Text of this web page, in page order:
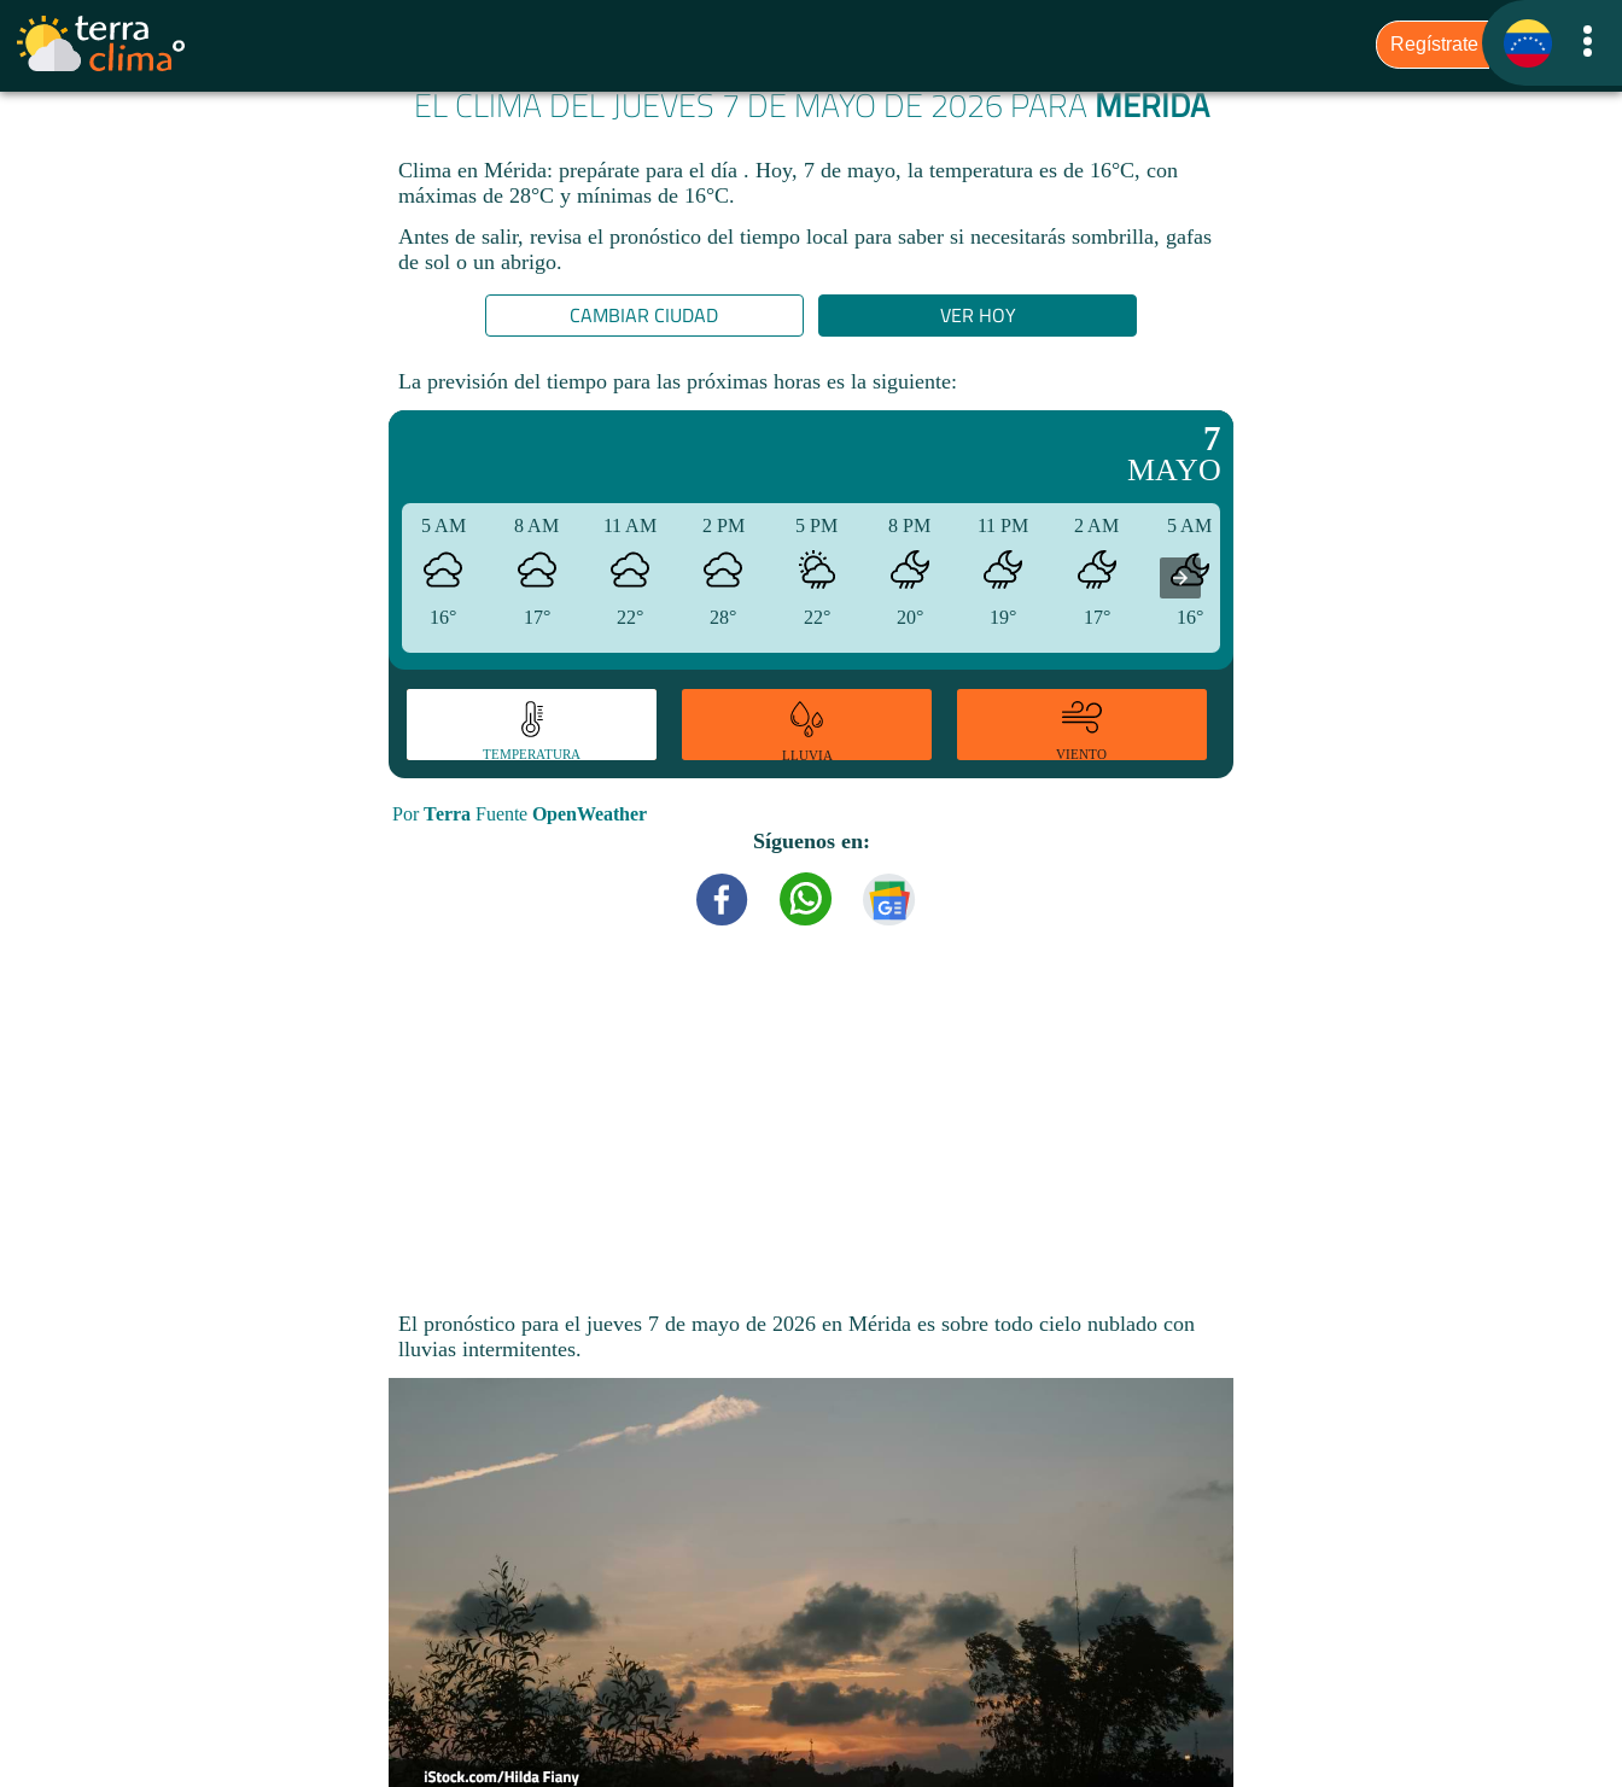
EL CLIMA DEL JUEVES 7 DE MAYO DE 2026 PARAMÉRIDA
Clima en Mérida: prepárate para el día . Hoy, 7 de mayo, la temperatura es de 16°C, con
máximas de 28°C y mínimas de 16°C.
Antes de salir, revisa el pronóstico del tiempo local para saber si necesitarás sombrilla, gafas
de sol o un abrigo.
CAMBIAR CIUDAD VER HOY
La previsión del tiempo para las próximas horas es la siguiente:
7
MAYO
5 AM
16°
8 AM
17°
11 AM
22°
2 PM
28°
5 PM
22°
8 PM
20°
11 PM
19°
2 AM
17°
5 AM
16°
TEMPERATURA LLUVIA VIENTO
PorTerra Fuente OpenWeather
Síguenos en:
El pronóstico para el jueves 7 de mayo de 2026 en Mérida es sobre todo cielo nublado con
lluvias intermitentes.